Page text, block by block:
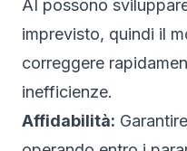
AI possono
imprevisto, quindi il
correggere
inefficienze.
Affidabilità: